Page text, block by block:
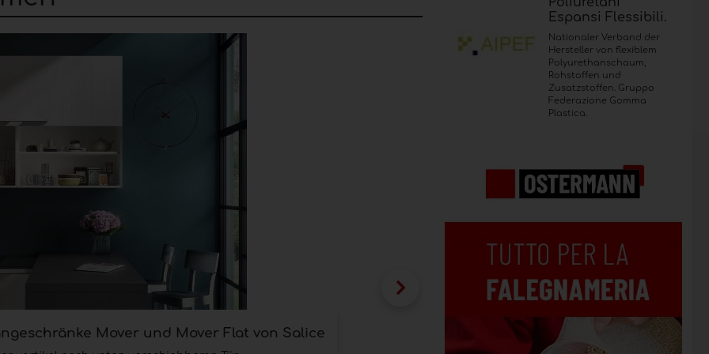
als auch fluchtende Flügel. Bei den ausgerichteten Türen hebt ein Schienensystem die
sie über die feststehende Tür gleiten zu lassen und so einen hermetischeren und kompakteren
bildet. Diese und andere immer funktionellere und elegantere Lösungen ermöglichen die
Mover und Mover Flat von Salice Auch das Falttürsystem WingLine
Espansi Flessibili.
Nationaler Verband der
Hersteller von flexiblem
Polyurethanschaum,
Rohstoffen und
Zusatzstoffen. Gruppo
Federazione Gomma
Plastica.